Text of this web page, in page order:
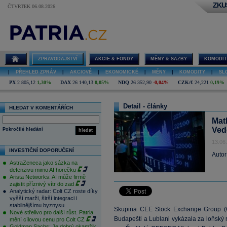
ČTVRTEK 06.08.2026
ZPRAVODAJSTVÍ AKCIE & FONDY MĚNY & SAZBY
PŘEHLED ZPRÁV AKCIOVÉ EKONOMICKÉ MĚNY KOMODITY
PX 2 805,12 1,30% DAX 26 140,13 0,05% NDQ 26 352,90 -0,04% CZK/€ 24,221 0,19%
HLEDAT V KOMENTÁŘÍCH
hledat
Pokročilé hledání
INVESTIČNÍ DOPORUČENÍ
AstraZeneca jako sázka na
defenzivu mimo AI horečku
Arista Networks: AI může firmě
zajistit příznivý vítr do zad
Analytický radar: Colt CZ roste díky
vyšší marži, širší integraci i
stabilnějšímu byznysu
Nové střelivo pro další růst. Patria
mění cílovou cenu pro Colt CZ
Detail - články
Skupina CEE Stock Exchange Group
Budapešti a Lublani vykázala za